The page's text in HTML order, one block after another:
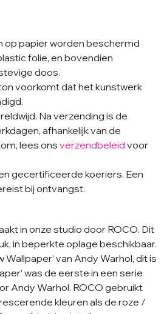
op papier worden beschermd
folie, en bovendien
doos.
voorkomt dat het kunstwerk
Na verzending is de
afhankelijk van de
lees ons verzendbeleid voor
gecertificeerde koeriers. Een
bij ontvangst.
in onze studio door ROCO. Dit
in beperkte oplage beschikbaar.
Wallpaper’ van Andy Warhol, dit is
was de eerste in een serie
Andy Warhol. ROCO gebruikt
kleuren als de roze /